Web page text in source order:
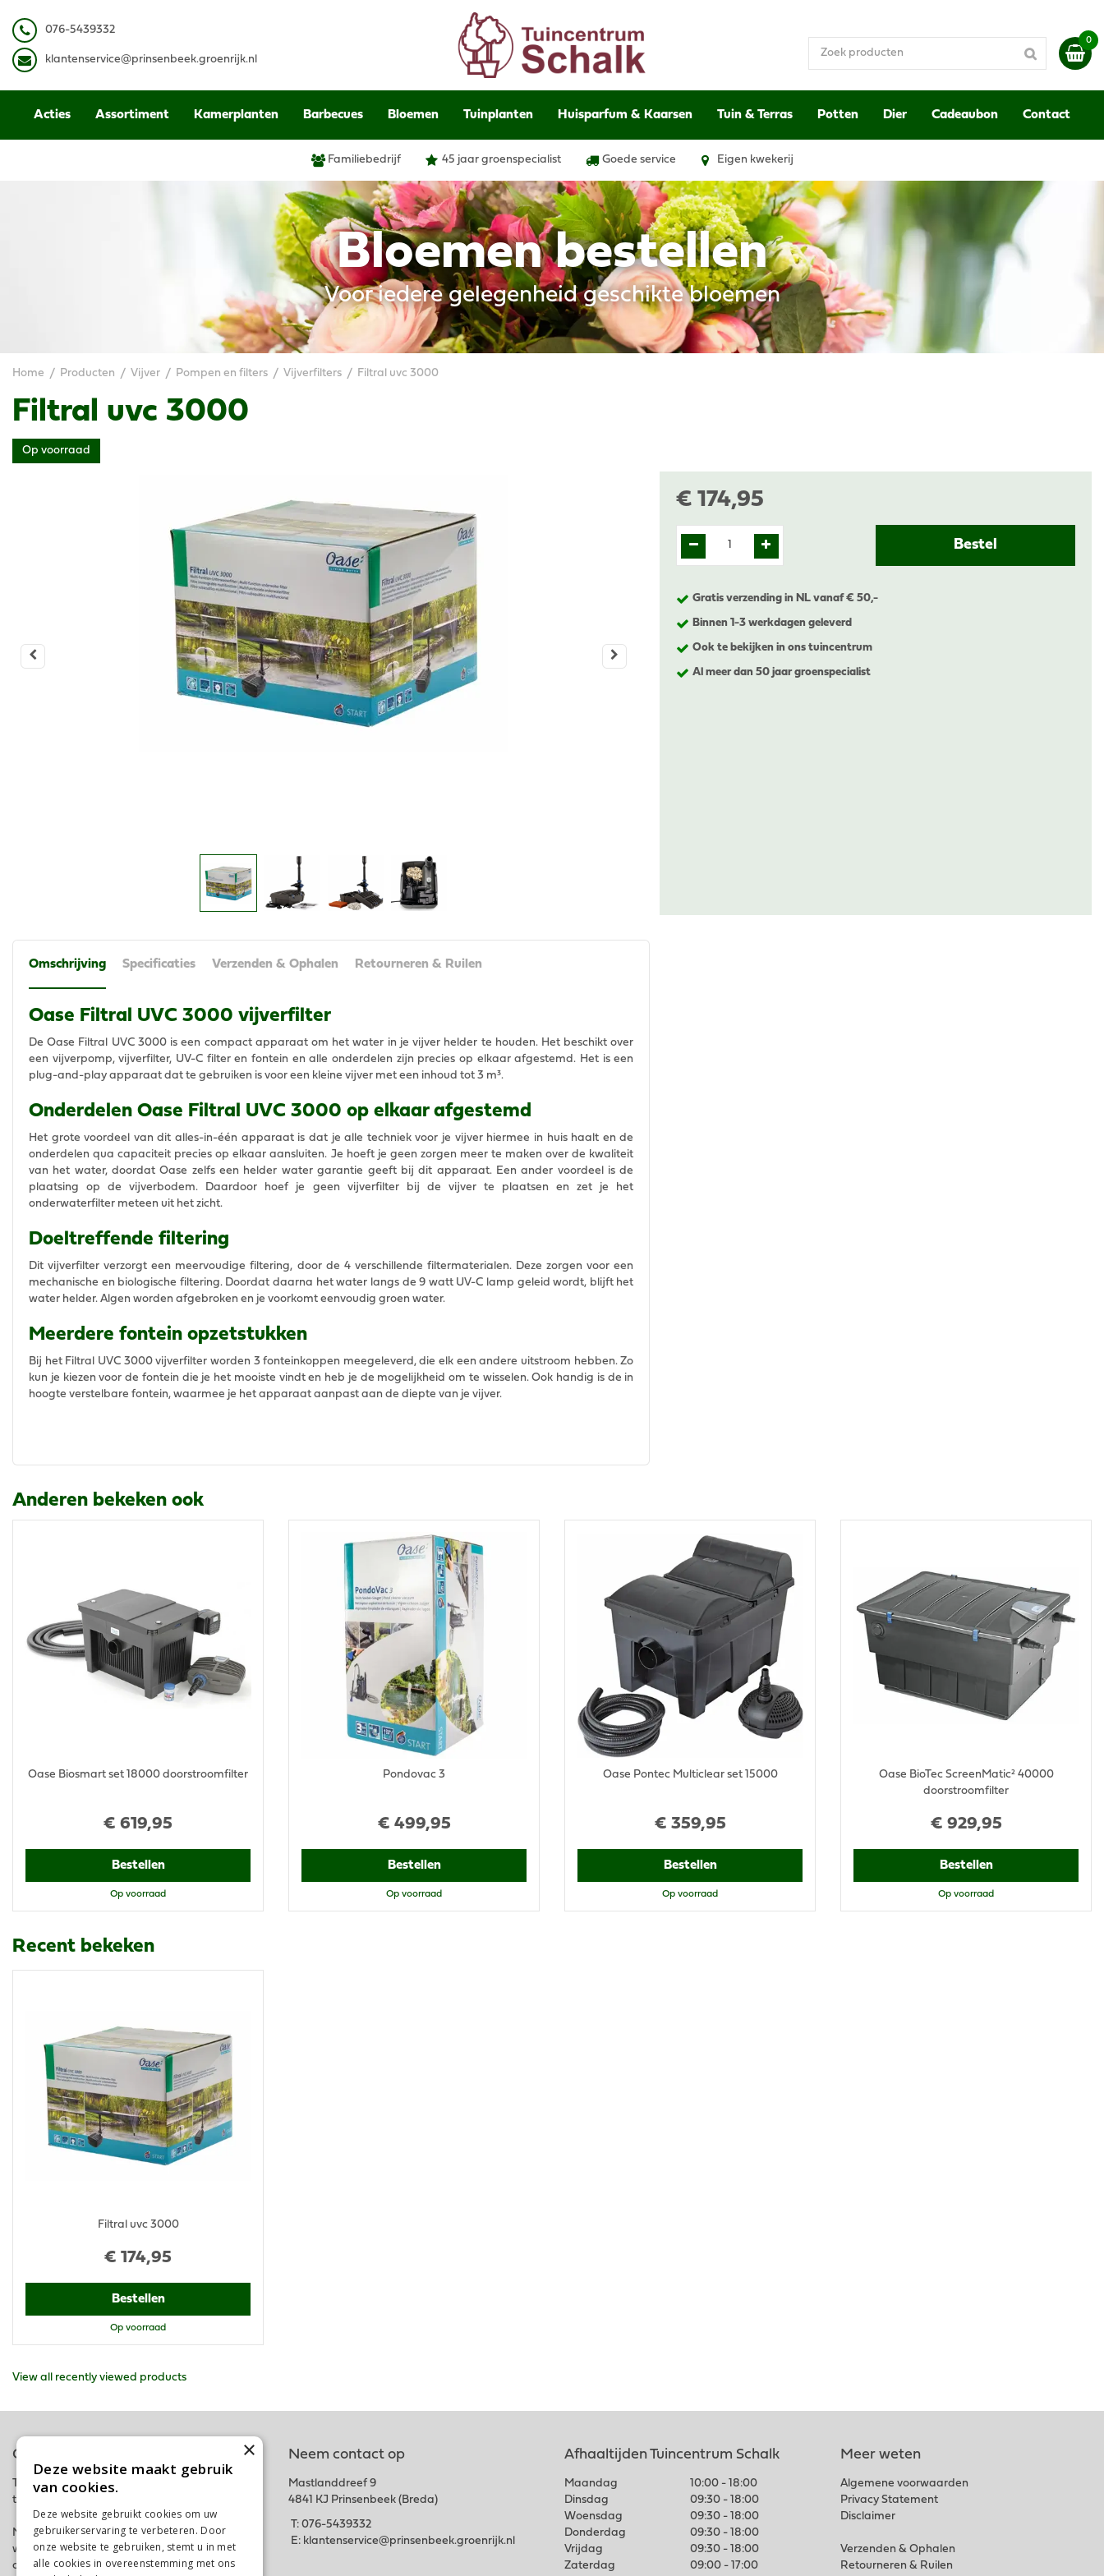
naar
content
Bloemen bestellen
Voor iedere gelegenheid geschikte bloemen
Home Producten Vijver Pompen en filters Vijverfilters Filtral uvc 3000
076-5439332
k lantenservice@prinsenbeek.groenrijk.nl
Acties Assortiment Kamerplanten Barbecues Bloemen Tuinplanten Huisparfum & Kaarsen Tuin & Terras Potten Dier Cadeaubon Contact
Familiebedrijf 45 jaar groenspecialist Goede service Eigen kwekerij
Filtral uvc 3000
Op voorraad
€ 174,95
Gratis verzending in NL vanaf € 50,-
Binnen 1-3 werkdagen geleverd
Ook te bekijken in ons tuincentrum
Al meer dan 50 jaar groenspecialist
Omschrijving Specificaties Verzenden & Ophalen Retourneren & Ruilen
Oase Filtral UVC 3000 vijverfilter
De Oase Filtral UVC 3000 is een compact apparaat om het water in je vijver helder te houden. Het beschikt over
een vijverpomp, vijverfilter, UV-C filter en fontein en alle onderdelen zijn precies op elkaar afgestemd. Het is een
plug-and-play apparaat dat te gebruiken is voor een kleine vijver met een inhoud tot 3 m³.
Onderdelen Oase Filtral UVC 3000 op elkaar afgestemd
Het grote voordeel van dit alles-in-één apparaat is dat je alle techniek voor je vijver hiermee in huis haalt en de
onderdelen qua capaciteit precies op elkaar aansluiten. Je hoeft je geen zorgen meer te maken over de kwaliteit
van het water, doordat Oase zelfs een helder water garantie geeft bij dit apparaat. Een ander voordeel is de
plaatsing op de vijverbodem. Daardoor hoef je geen vijverfilter bij de vijver te plaatsen en zet je het
onderwaterfilter meteen uit het zicht.
Doeltreffende filtering
Dit vijverfilter verzorgt een meervoudige filtering, door de 4 verschillende filtermaterialen. Deze zorgen voor een
mechanische en biologische filtering. Doordat daarna het water langs de 9 watt UV-C lamp geleid wordt, blijft het
water helder. Algen worden afgebroken en je voorkomt eenvoudig groen water.
Meerdere fontein opzetstukken
Bij het Filtral UVC 3000 vijverfilter worden 3 fonteinkoppen meegeleverd, die elk een andere uitstroom hebben. Zo
kun je kiezen voor de fontein die je het mooiste vindt en heb je de mogelijkheid om te wisselen. Ook handig is de in
hoogte verstelbare fontein, waarmee je het apparaat aanpast aan de diepte van je vijver.
Anderen bekeken ook
€ 619,95
Oase Biosmart set 18000 doorstroomfilter
Bestellen
Op voorraad
€ 499,95
Pondovac 3
Bestellen
Op voorraad
€ 359,95
Oase Pontec Multiclear set 15000
Bestellen
Op voorraad
€ 929,95
Oase BioTec ScreenMatic² 40000
doorstroomfilter
Bestellen
Op voorraad
Recent bekeken
€ 174,95
Filtral uvc 3000
Bestellen
Op voorraad
View all recently viewed products
Online tuincentrum
Tuincentrum Schalk is onderdeel van het fysieke
tuincentrum GroenRijk Schalk nabij Breda.
Met deze webshop hopen wij iedereen in zijn
wensen te kunnen voorzien. Bestel gemakkelijk
online of kom langs in ons tuincentrum. Tot snel!
Neem contact op
Mastlanddreef 9
4841 KJ Prinsenbeek (Breda)
T: 076-5439332
E: klantenservice@prinsenbeek.groenrijk.nl
Afhaaltijden Tuincentrum Schalk
Maandag
10:00 - 18:00
Dinsdag
09:30 - 18:00
Woensdag
09:30 - 18:00
Donderdag
09:30 - 18:00
Vrijdag
09:30 - 18:00
Zaterdag
09:00 - 17:00
Meer weten
Algemene voorwaarden
Privacy Statement
Disclaimer
Verzenden & Ophalen
Retourneren & Ruilen
×
Deze website maakt gebruik
van cookies.
Deze website gebruikt cookies om uw
gebruikerservaring te verbeteren. Door
onze website te gebruiken, stemt u in met
alle cookies in overeenstemming met ons